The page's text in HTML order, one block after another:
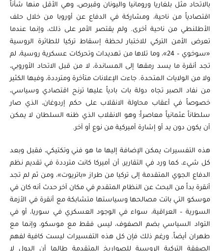
بالاتحاد مثل بلغاريا ورومانيا واليونان وقبرص، وهي الأقل منها شأناً
اقتصادياً من ناحية، ومشاركة في الدفاع عن أوروبا من خلال حلف
الأطلنطي من ناحية أخرى. ولم يقتصر الأمر على ذلك، وإنما عندما
تعرض الأمن التركي للاختبار لحظة إسقاط تركيا للطائرة الروسية
«سوخوي – 24»، وما تلاها من تهديدات وتحركات عسكرية روسية، لم
تجد أنقرة ما يسد رمقها إلى المساندة، لا من قبل الاتحاد الأوروبي،
ولا من الولايات المتحدة. جاءت الإعلانات متأخرة ومترددة، وفيها الكثير
من نفاد الصبر تجاه دولة بات بادياً عليها ترنح اقتصادي وسياسي،
خصوصاً في أعقاب محاولة الانقلاب على حكم إردوغان، الذي صار
سلطاناً عثمانياً معاصراً؛ وهو الانقلاب الذي ظنه السلطان لا يمكن
أن يكون دون يد أو إشارة أميركية من نوع أو آخر.
هذه التفسيرات يمكن الإضافة إليها ما هو فني وتكتيكي، فقبل وبعد
كل شيء، كما ورد في التقارير، أن أميركا كانت مترددة في تقديم نظم
الدفاع الجوي المتقدمة إلى تركيا من طراز «باتريوت»، ومن ثم لم تجد
أنقرة بداً من البحث عن النظام المتقدم في مكان آخر حدث أنه كان في
موسكو التي باتت مصالحها وسياستها متشابكة مع أنقرة في الأزمة
السورية – العراقية، سواء في الوجود العسكري في سوريا، أو في
التواد السياسي بضم الصفوف، ليس فقط مع موسكو، وإنما مع
طهران أيضاً. ورغم ذلك فإن كل هذه التفسيرات ليست كافية لفهم
الصفقة التركية الروسية للصواريخ المتقدمة طالما أن الدول لا